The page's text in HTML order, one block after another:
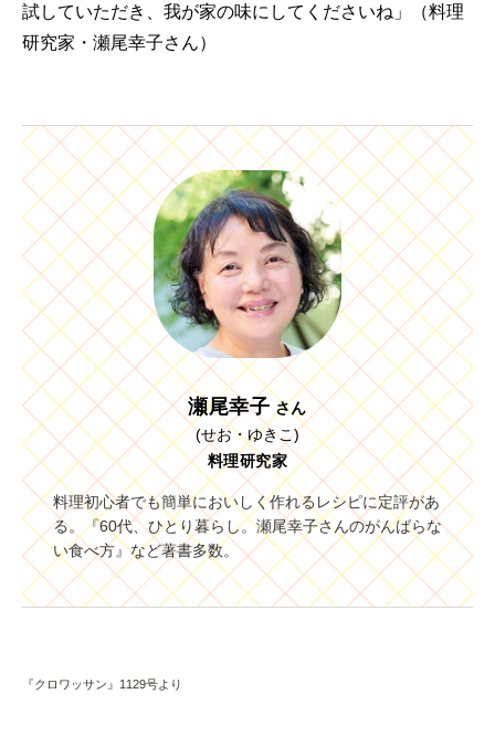
試していただき、我が家の味にしてくださいね」（料理
研究家・瀬尾幸子さん）
瀬尾幸子 さん
(せお・ゆきこ)
料理研究家
料理初心者でも簡単においしく作れるレシピに定評があ
る。『60代、ひとり暮らし。瀬尾幸子さんのがんばらな
い食べ方』など著書多数。
『クロワッサン』1129号より